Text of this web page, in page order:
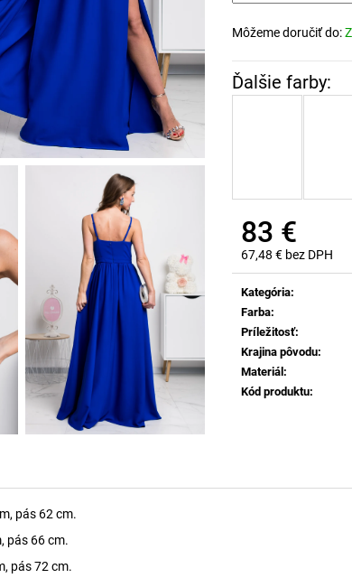
Môžeme doručiť do:
83 €
67,48 € bez DPH
Jednotková
cena:
Kategória:
Farba:
Príležitosť:
Krajina pôvodu:
Materiál:
Kód produktu:
pás 62 cm.
pás 66 cm.
pás 72 cm.